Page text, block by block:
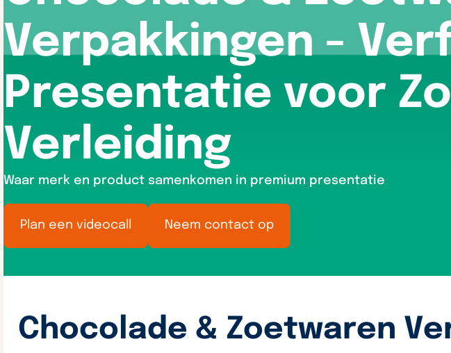
Verpakkingen -
Presentatie voor
Verleiding
Waar merk en product samenkomen in premium presentatie
Plan een videocall Neem contact op
Chocolade & Zoetwaren